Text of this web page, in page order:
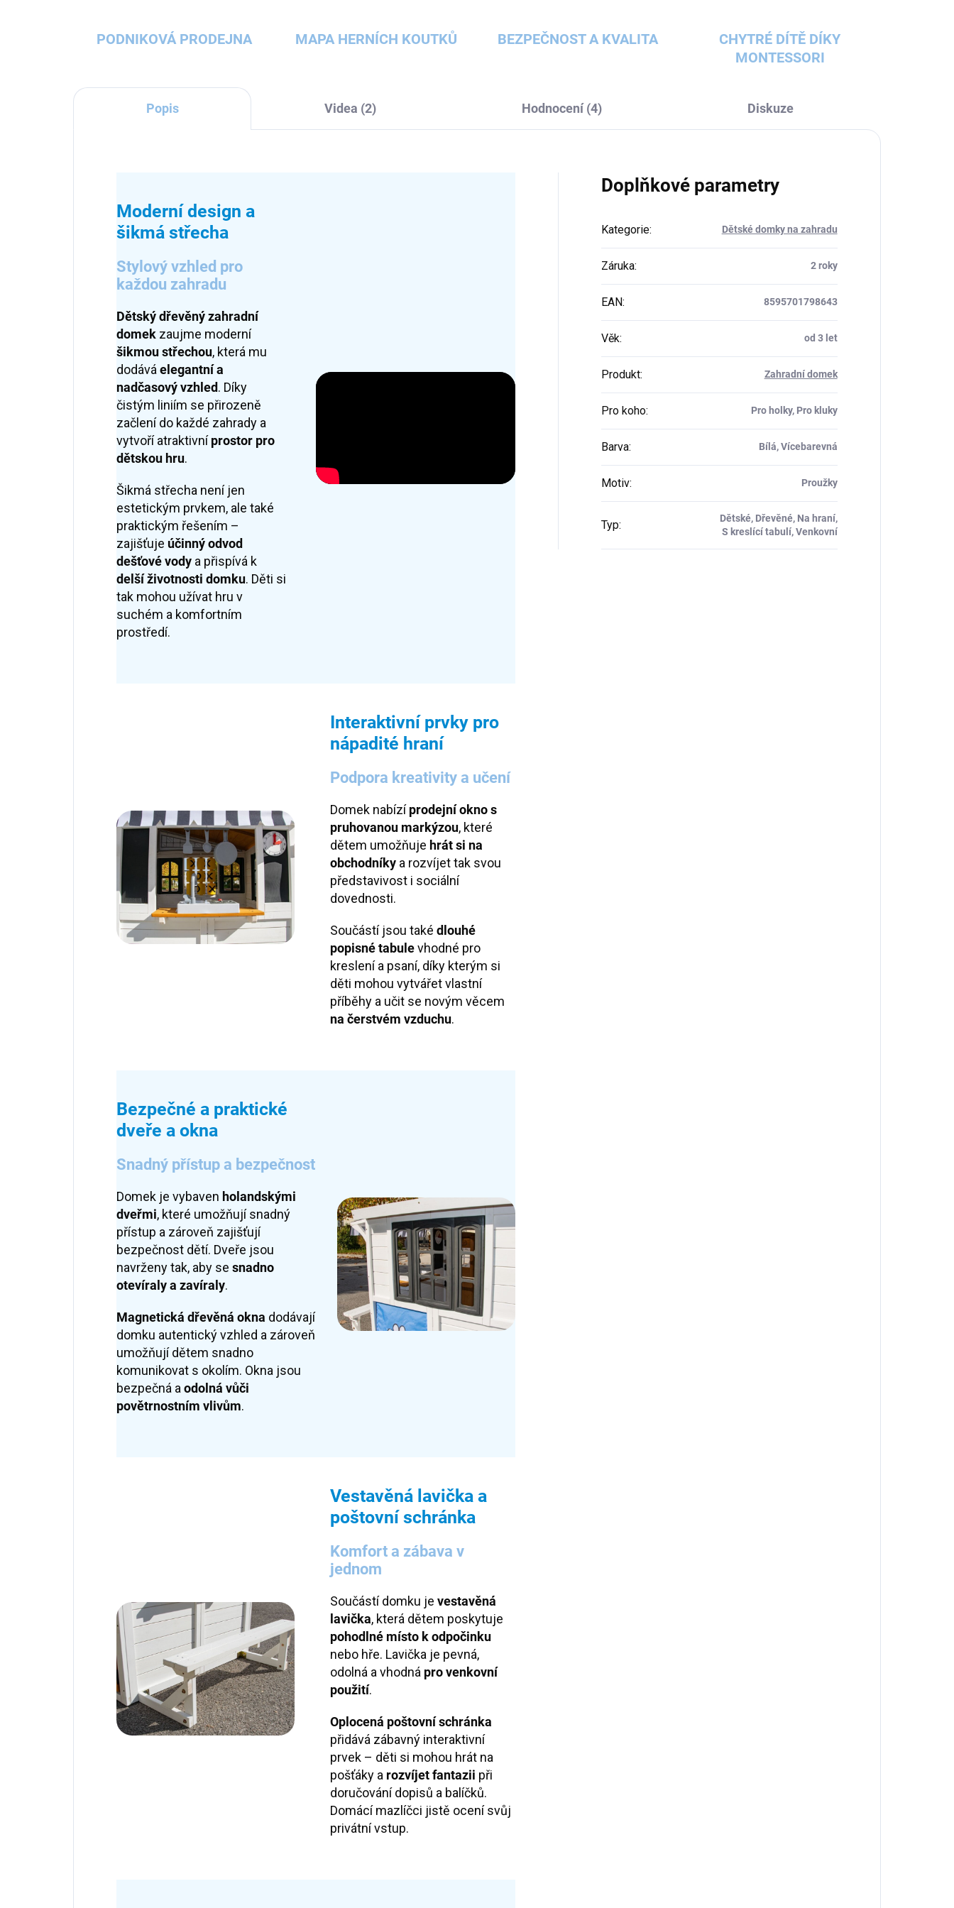
PODNIKOVÁ PRODEJNA MAPA HERNÍCH KOUTKŮ BEZPEČNOST A KVALITA
CHYTRÉ DÍTĚ DÍKY
MONTESSORI
Popis Videa (2) Hodnocení (4) Diskuze
Moderní design a
šikmá střecha
Stylový vzhled pro
každou zahradu
Dětský dřevěný zahradní
domek zaujme moderní
šikmou střechou, která mu
dodáváelegantní a
nadčasový vzhled. Díky
čistým liniím se přirozeně
začlení do každé zahrady a
vytvoří atraktivníprostor pro
dětskou hru.
Šikmá střecha není jen
estetickým prvkem, ale také
praktickým řešením –
zajišťuje účinný odvod
dešťové vody a přispívá k
delší životnosti domku. Děti si
tak mohou užívat hru v
suchém a komfortním
prostředí.
Interaktivní prvky pro
nápadité hraní
Podpora kreativity a učení
Domek nabízíprodejní okno s
pruhovanou markýzou, které
dětem umožňuje hrát si na
obchodníkya rozvíjet tak svou
představivost i sociální
dovednosti.
Součástí jsou také dlouhé
popisné tabulevhodné pro
kreslení a psaní, díky kterým si
děti mohou vytvářet vlastní
příběhy a učit se novým věcem
na čerstvém vzduchu.
Bezpečné a praktické
dveře a okna
Snadný přístup a bezpečnost
Domek je vybaven holandskými
dveřmi, které umožňují snadný
přístup a zároveň zajišťují
bezpečnost dětí. Dveře jsou
navrženy tak, aby se snadno
otevíraly a zavíraly.
Magnetická dřevěná okna dodávají
domku autentický vzhled a zároveň
umožňují dětem snadno
komunikovat s okolím. Okna jsou
bezpečná aodolná vůči
povětrnostním vlivům.
Vestavěná lavička a
poštovní schránka
Komfort a zábava v
jednom
Součástí domku je vestavěná
lavička, která dětem poskytuje
pohodlné místo k odpočinku
nebo hře. Lavička je pevná,
odolná a vhodná pro venkovní
použití.
Oplocená poštovní schránka
přidává zábavný interaktivní
prvek – děti si mohou hrát na
pošťáky a rozvíjet fantazii při
doručování dopisů a balíčků.
Domácí mazlíčci jistě ocení svůj
privátní vstup.
Doplňkové parametry
Kategorie: Dětské domky na zahradu
Záruka: 2 roky
EAN: 8595701798643
Věk: od 3 let
Produkt: Zahradní domek
Pro koho: Pro holky, Pro kluky
Barva: Bílá, Vícebarevná
Motiv: Proužky
Typ:
Dětské, Dřevěné, Na hraní,
S kreslící tabulí, Venkovní